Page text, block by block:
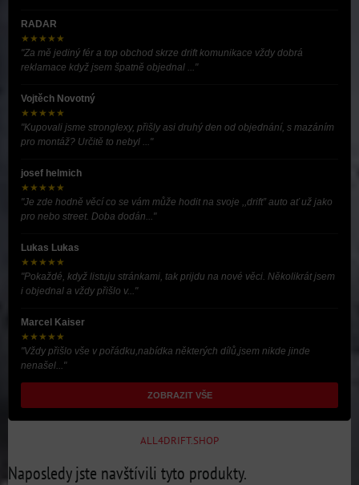
RADAR
★★★★★
"Za mě jediný fér a top obchod skrze drift komunikace vždy dobrá
reklamace když jsem špatně objednal ..."
Vojtěch Novotný
★★★★★
"Kupovali jsme stronglexy, přišly asi druhý den od objednání, s mazáním
pro montáž? Určitě to nebyl ..."
josef helmich
★★★★★
"Je zde hodně věcí co se vám může hodit na svoje ,,drift” auto ať už jako
pro nebo street. Doba dodán..."
Lukas Lukas
★★★★★
"Pokaždé, když listuju stránkami, tak prijdu na nové věci. Několikrát jsem
i objednal a vždy přišlo v..."
Marcel Kaiser
★★★★★
"Vždy přišlo vše v pořádku,nabídka některých dílů,jsem nikde jinde
nenašel..."
ZOBRAZIT VŠE
ALL4DRIFT.SHOP
Naposledy jste navštívili tyto produkty.